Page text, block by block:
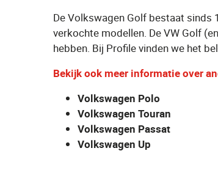
De Volkswagen Golf bestaat
verkochte modellen. De VW Golf
hebben. Bij Profile vinden we het
Bekijk ook meer informatie over
Volkswagen Polo
Volkswagen Touran
Volkswagen Passat
Volkswagen Up